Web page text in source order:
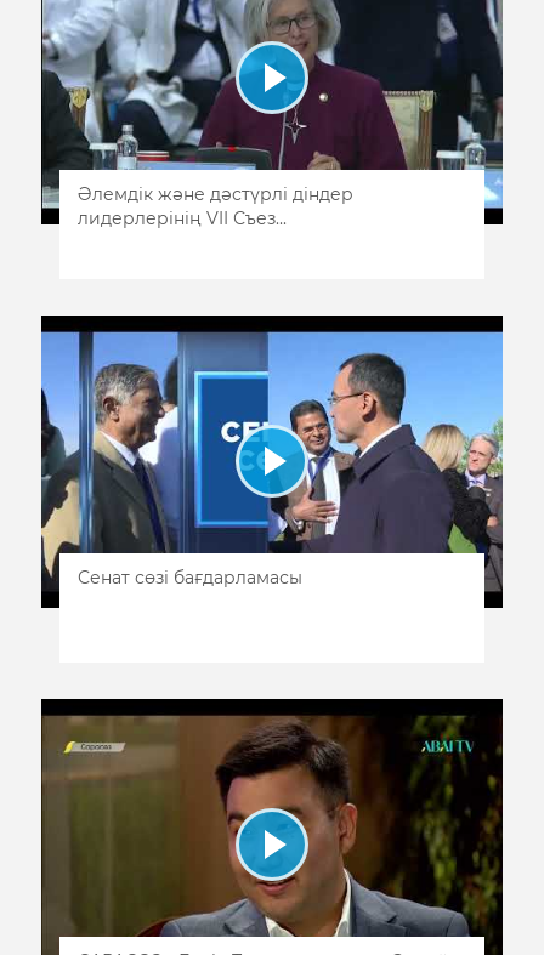
Әлемдік және дәстүрлі діндер
лидерлерінің VII Съез...
Сенат сөзі бағдарламасы